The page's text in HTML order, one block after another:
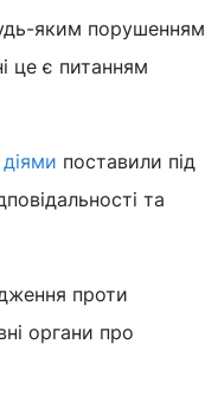
яким порушенням
це є питанням
поставили під
та
проти
органи про